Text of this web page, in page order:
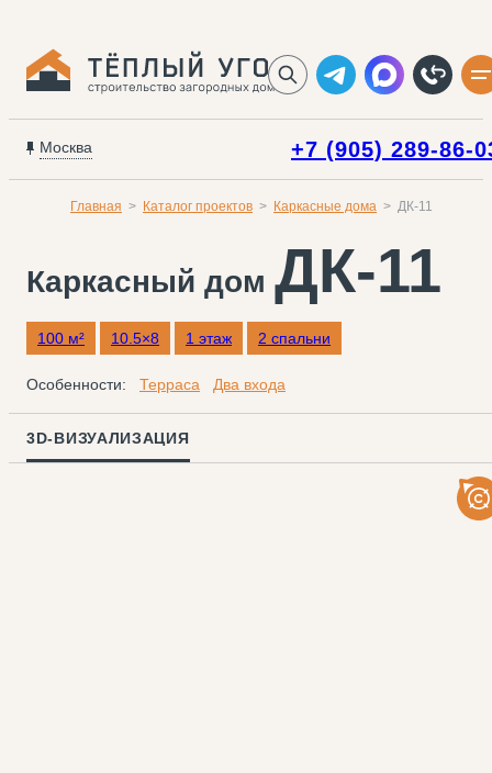
Москва +7 (905) 289-86-
Главная Каталог проектов Каркасные дома ДК-11
Каркасный дом ДК-11
100 м² 10.5×8 1 этаж 2 спальни
Особенности: Терраса Два входа
3D-ВИЗУАЛИЗАЦИЯ